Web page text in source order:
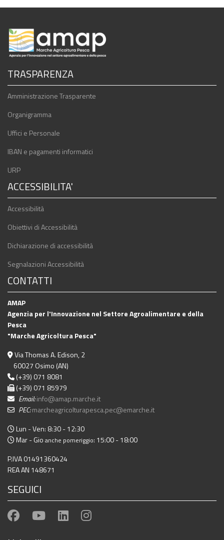
TRASPARENZA
Amministrazione Trasparente
Organigramma
Uffici e Personale
IBAN e pagamenti informatici
URP
ACCESSIBILITA'
Accessibilità
Obiettivi di Accessibilità
Dichiarazione di accessibilità
Segnalazioni Accessibilità
CONTATTI
AMAP
Agenzia per l'Innovazione nel Settore Agroalimentare e della
Pesca
"Marche Agricoltura Pesca"
Via Thomas A. Edison, 2
60027 Osimo (AN)
(+39) 071 8081
(+39) 071 85979
Email:info@amap.marche.it
PEC:marcheagricolturapesca.pec@emarche.it
Lun - Ven: 8:30 - 12:30
Mar - Gio anche pomeriggio: 15:00 - 18:00
P.IVA 01491360424
REA AN 148671
SEGUICI